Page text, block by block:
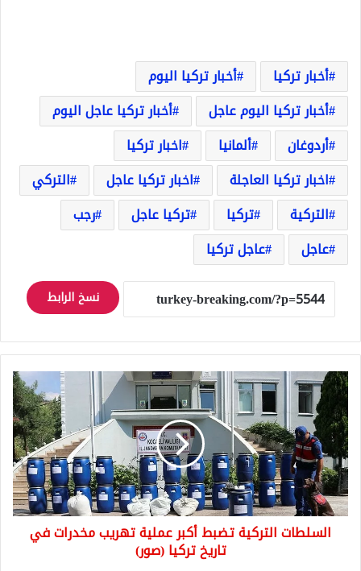
أخبار تركيا
أخبار تركيا اليوم
أخبار تركيا اليوم عاجل
أخبار تركيا عاجل اليوم
أردوغان
ألمانيا
اخبار تركيا
اخبار تركيا العاجلة
اخبار تركيا عاجل
التركي
التركية
تركيا تركيا عاجل
رجب
عاجل
عاجل تركيا
نسخ الرابط
السلطات
التركية
تضبط
أكبر
عملية
تهريب
مخدرات
في
تاريخ
تركياالسلطات التركية تضبط أكبر عملية تهريب مخدرات في
تاريخ تركيا (صور)